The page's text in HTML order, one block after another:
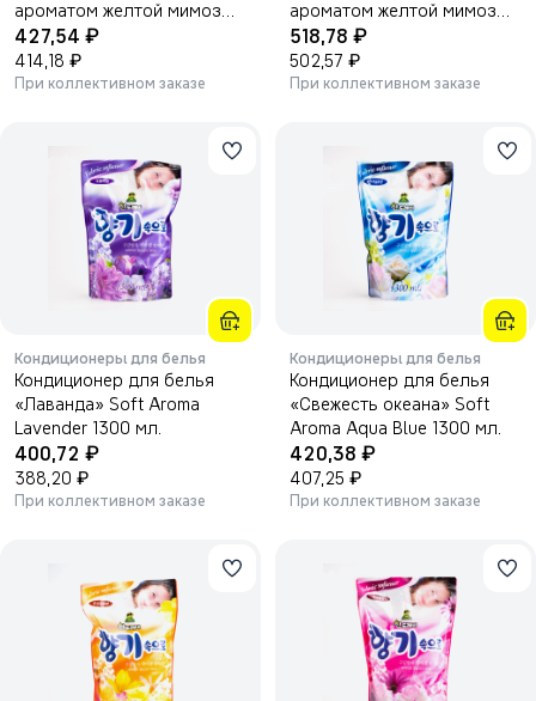
ароматом желтой мимозы
2500 мл.
427,54 ₽
414,18 ₽
При коллективном заказе
ароматом желтой мимозы
3100 мл.
518,78 ₽
502,57 ₽
При коллективном заказе
Кондиционеры для белья
Кондиционер для белья
«Лаванда» Soft Aroma
Lavender 1300 мл.
400,72 ₽
388,20 ₽
При коллективном заказе
Кондиционеры для белья
Кондиционер для белья
«Свежесть океана» Soft
Aroma Aqua Blue 1300 мл.
420,38 ₽
407,25 ₽
При коллективном заказе